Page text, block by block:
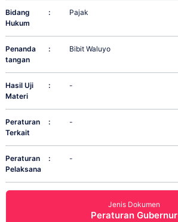
Bidang
Hukum
: Pajak
Penanda
tangan
: Bibit Waluyo
Hasil Uji
Materi
: -
Peraturan
Terkait
: -
Peraturan
Pelaksana
: -
Jenis Dokumen
Peraturan Gubernur